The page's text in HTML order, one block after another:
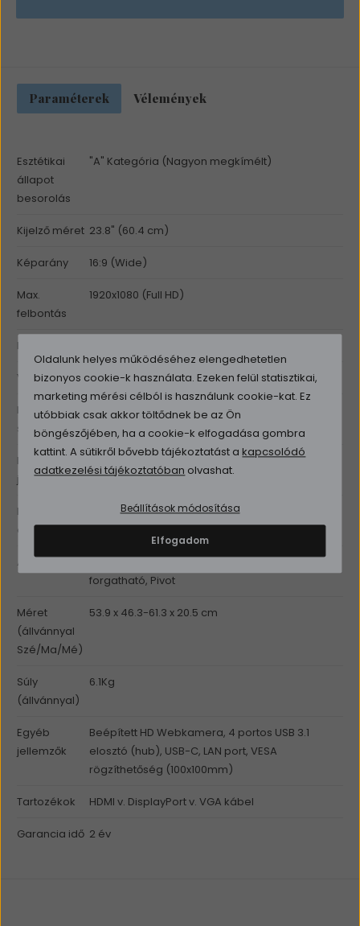
Paraméterek Vélemények
Esztétikai
állapot
besorolás
"A" Kategória (Nagyon megkímélt)
Kijelző méret 23.8" (60.4 cm)
Képarány 16:9 (Wide)
Max.
felbontás
1920x1080 (Full HD)
Fényerő
Válaszidő 5ms
Betekintési
szög (H/V)
178°/178°
Kijelző egyéb
jellemzői
IPS panel, 94% sRGB / 72% NTSC színtér, LED
háttérvilágítás
Bemeneti
csatlakozók
1db DisplayPort, 1db HDMI, 1db VGA
Állvány
Állítható magasság (150mm), dönthető,
forgatható, Pivot
Méret
(állvánnyal
Szé/Ma/Mé)
53.9 x 46.3-61.3 x 20.5 cm
Súly
(állvánnyal)
6.1Kg
Egyéb
jellemzők
Beépített HD Webkamera, 4 portos USB 3.1
elosztó (hub), USB-C, LAN port, VESA
rögzíthetőség (100x100mm)
Tartozékok HDMI v. DisplayPort v. VGA kábel
Garancia idő 2 év
Oldalunk helyes működéséhez elengedhetetlen
bizonyos cookie-k használata. Ezeken felül statisztikai,
marketing mérési célból is használunk cookie-kat. Ez
utóbbiak csak akkor töltődnek be az Ön
böngészőjében, ha a cookie-k elfogadása gombra
kattint. A sütikről bővebb tájékoztatást akapcsolódó
adatkezelési tájékoztatóban olvashat.
Beállítások módosítása
Elfogadom